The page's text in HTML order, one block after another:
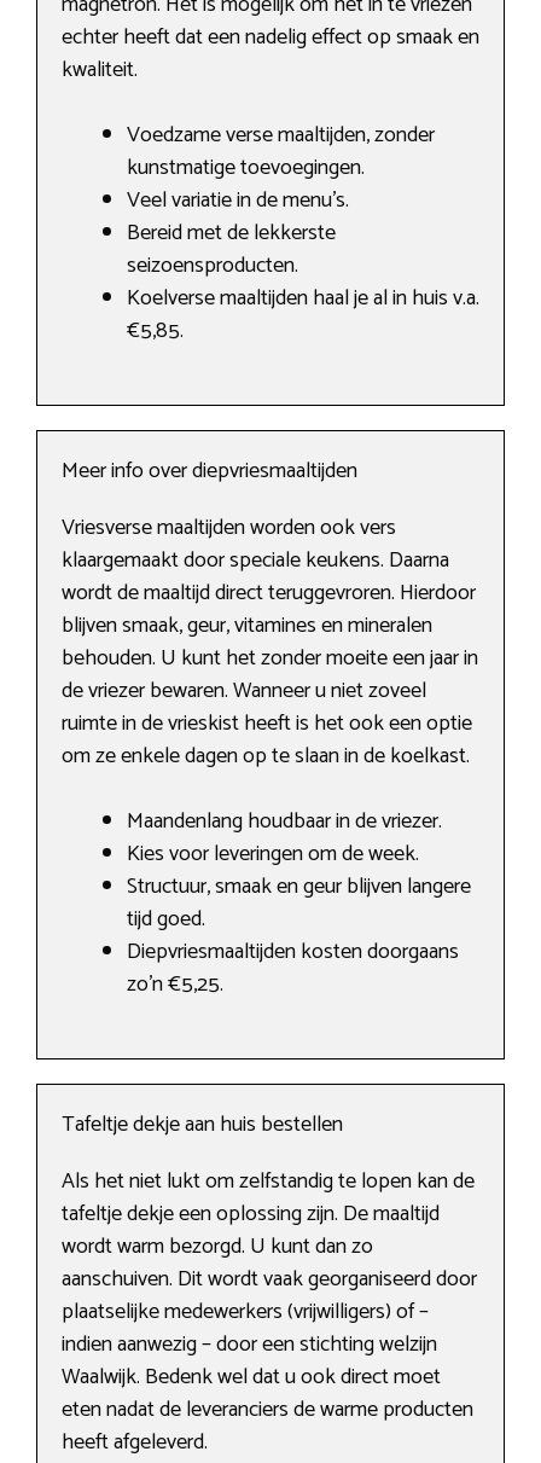
echter heeft dat een nadelig effect op smaak en
kwaliteit.
Voedzame verse maaltijden, zonder
kunstmatige toevoegingen.
Veel variatie in de menu’s.
Bereid met de lekkerste
seizoensproducten.
Koelverse maaltijden haal je al in huis v.a.
€5,85.
Meer info over diepvriesmaaltijden
Vriesverse maaltijden worden ook vers
klaargemaakt door speciale keukens. Daarna
wordt de maaltijd direct teruggevroren. Hierdoor
blijven smaak, geur, vitamines en mineralen
behouden. U kunt het zonder moeite een jaar in
de vriezer bewaren. Wanneer u niet zoveel
ruimte in de vrieskist heeft is het ook een optie
om ze enkele dagen op te slaan in de koelkast.
Maandenlang houdbaar in de vriezer.
Kies voor leveringen om de week.
Structuur, smaak en geur blijven langere
tijd goed.
Diepvriesmaaltijden kosten doorgaans
zo’n €5,25.
Tafeltje dekje aan huis bestellen
Als het niet lukt om zelfstandig te lopen kan de
tafeltje dekje een oplossing zijn. De maaltijd
wordt warm bezorgd. U kunt dan zo
aanschuiven. Dit wordt vaak georganiseerd door
plaatselijke medewerkers (vrijwilligers) of –
indien aanwezig – door een stichting welzijn
Waalwijk. Bedenk wel dat u ook direct moet
eten nadat de leveranciers de warme producten
heeft afgeleverd.